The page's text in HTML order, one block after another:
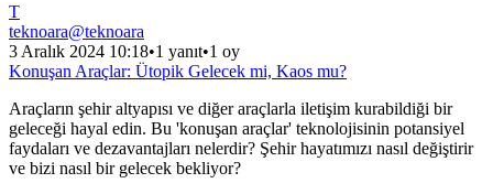
T
teknoara@teknoara
3 Aralık 2024 10:18•1 yanıt•1 oy
Konuşan Araçlar: Ütopik Gelecek mi, Kaos mu?
Araçların şehir altyapısı ve diğer araçlarla iletişim kurabildiği bir
geleceği hayal edin. Bu 'konuşan araçlar' teknolojisinin potansiyel
faydaları ve dezavantajları nelerdir? Şehir hayatımızı nasıl değiştirir
ve bizi nasıl bir gelecek bekliyor?